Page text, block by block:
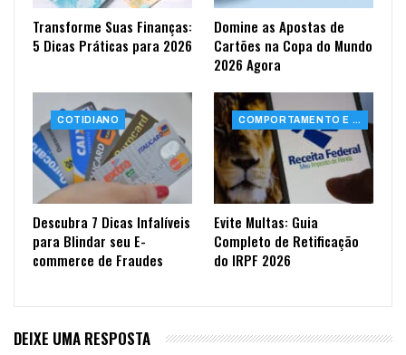
Transforme Suas Finanças:
5 Dicas Práticas para 2026
Domine as Apostas de
Cartões na Copa do Mundo
2026 Agora
COTIDIANO
Descubra 7 Dicas Infalíveis
para Blindar seu E-
commerce de Fraudes
COMPORTAMENTO E SAÚDE
Evite Multas: Guia
Completo de Retificação
do IRPF 2026
DEIXE UMA RESPOSTA